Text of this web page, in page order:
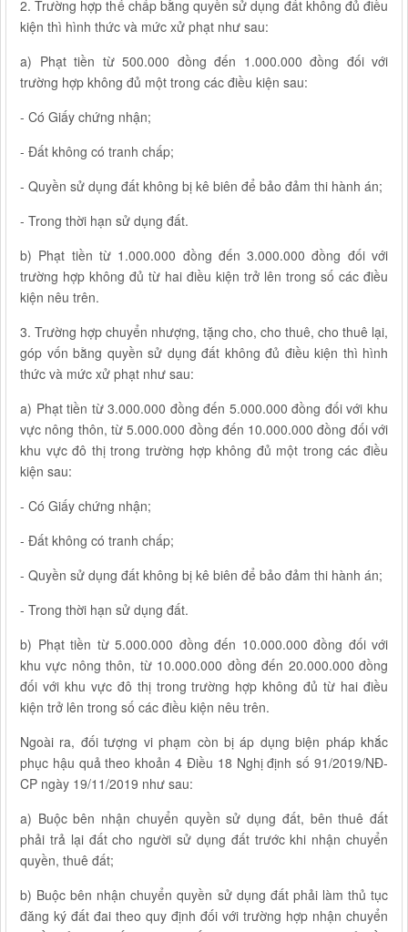
2. Trường hợp thế chấp bằng quyền sử dụng đất không đủ điều
kiện thì hình thức và mức xử phạt như sau:
a) Phạt tiền từ 500.000 đồng đến 1.000.000 đồng đối với
trường hợp không đủ một trong các điều kiện sau:
- Có Giấy chứng nhận;
- Đất không có tranh chấp;
- Quyền sử dụng đất không bị kê biên để bảo đảm thi hành án;
- Trong thời hạn sử dụng đất.
b) Phạt tiền từ 1.000.000 đồng đến 3.000.000 đồng đối với
trường hợp không đủ từ hai điều kiện trở lên trong số các điều
kiện nêu trên.
3. Trường hợp chuyển nhượng, tặng cho, cho thuê, cho thuê lại,
góp vốn bằng quyền sử dụng đất không đủ điều kiện thì hình
thức và mức xử phạt như sau:
a) Phạt tiền từ 3.000.000 đồng đến 5.000.000 đồng đối với khu
vực nông thôn, từ 5.000.000 đồng đến 10.000.000 đồng đối với
khu vực đô thị trong trường hợp không đủ một trong các điều
kiện sau:
- Có Giấy chứng nhận;
- Đất không có tranh chấp;
- Quyền sử dụng đất không bị kê biên để bảo đảm thi hành án;
- Trong thời hạn sử dụng đất.
b) Phạt tiền từ 5.000.000 đồng đến 10.000.000 đồng đối với
khu vực nông thôn, từ 10.000.000 đồng đến 20.000.000 đồng
đối với khu vực đô thị trong trường hợp không đủ từ hai điều
kiện trở lên trong số các điều kiện nêu trên.
Ngoài ra, đối tượng vi phạm còn bị áp dụng biện pháp khắc
phục hậu quả theo khoản 4 Điều 18 Nghị định số 91/2019/NĐ-
CP ngày 19/11/2019 như sau:
a) Buộc bên nhận chuyển quyền sử dụng đất, bên thuê đất
phải trả lại đất cho người sử dụng đất trước khi nhận chuyển
quyền, thuê đất;
b) Buộc bên nhận chuyển quyền sử dụng đất phải làm thủ tục
đăng ký đất đai theo quy định đối với trường hợp nhận chuyển